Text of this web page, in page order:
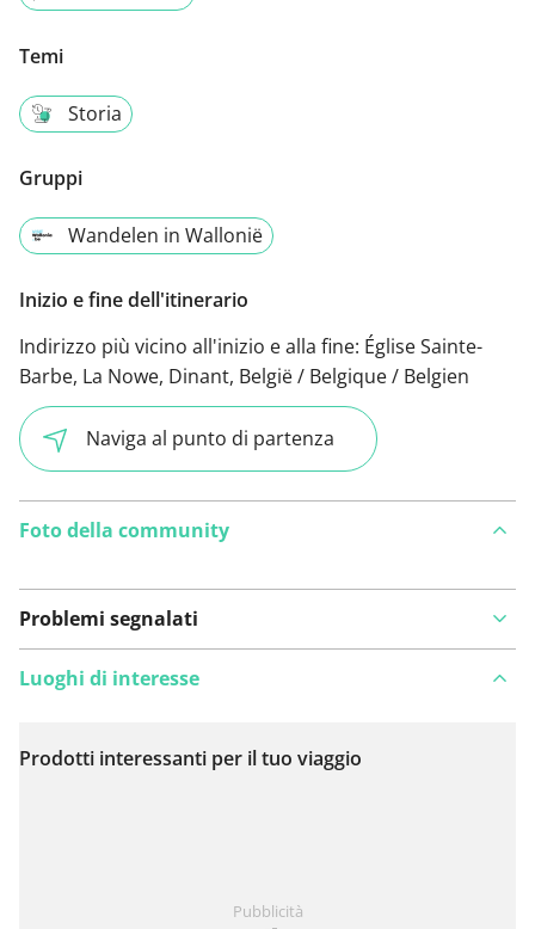
Temi
Storia
Gruppi
Wandelen in Wallonië
Inizio e fine dell'itinerario
Indirizzo più vicino all'inizio e alla fine: Église Sainte-
Barbe, La Nowe, Dinant, België / Belgique / Belgien
Naviga al punto di partenza
Foto della community
Problemi segnalati
Visualizza sulla mappa
Luoghi di interesse
Prodotti interessanti per il tuo viaggio
Pubblicità